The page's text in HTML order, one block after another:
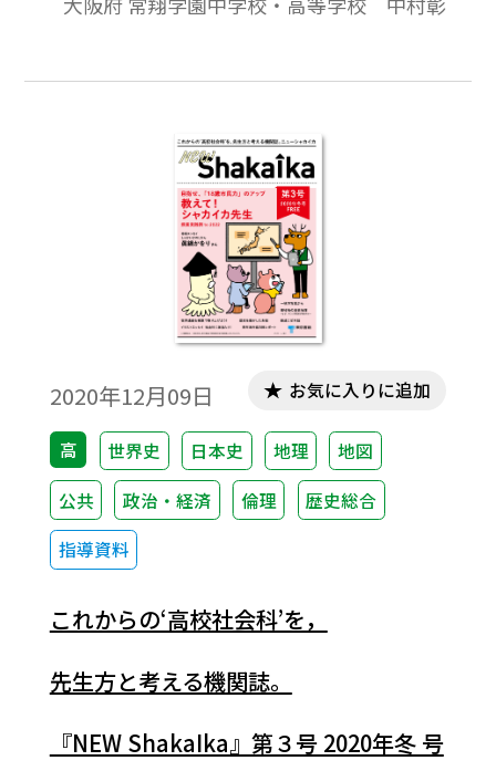
2017年度以降教員・生徒が一人１台タブレ
ブレット端末は授業以外にも、各種連絡や
いる。本稿では、地理B授業でのタブレット
端末利用の実践事例について考察したい。
2020年12月09日
高 世界史 日本史 地理
地図
公共
政治・経済 倫理
歴史総合
指導資料
お気に入りに追加
これからの‘高校社会科’を，
先生方と考える機関誌。
『NEW ShakaIka』第３号 2020年冬 号